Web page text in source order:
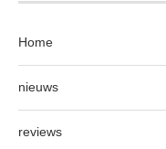
Home
nieuws
reviews